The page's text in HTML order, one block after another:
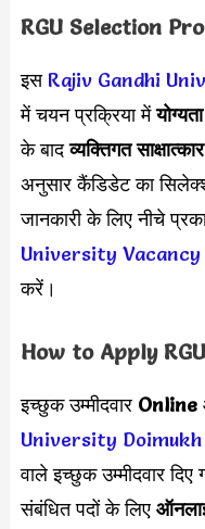
RGU Selection
इस Rajiv Gandhi
में चयन प्रक्रिया मेंयोग्यता
के बादव्यक्तिगत साक्षात्कार
अनुसार कैंडिडेट का
जानकारी के लिए नीचे
University Vacancy
करें।
How to Apply RGU
इच्छुक उम्मीदवार Online
University
वाले इच्छुक उम्मीदवार दिए
संबंधित पदों के लिए